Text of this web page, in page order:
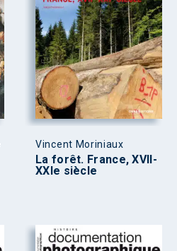
Vincent Moriniaux
La forêt. France, XVII-
XXIe siècle